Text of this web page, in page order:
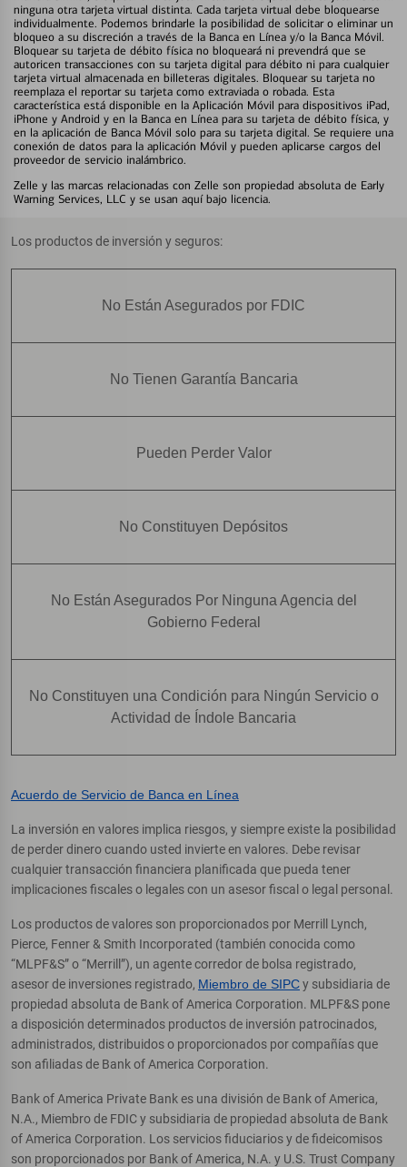
ninguna otra tarjeta virtual distinta. Cada tarjeta virtual debe bloquearse
individualmente. Podemos brindarle la posibilidad de solicitar o eliminar un
bloqueo a su discreción a través de la Banca en Línea y/o la Banca Móvil.
Bloquear su tarjeta de débito física no bloqueará ni prevendrá que se
autoricen transacciones con su tarjeta digital para débito ni para cualquier
tarjeta virtual almacenada en billeteras digitales. Bloquear su tarjeta no
reemplaza el reportar su tarjeta como extraviada o robada. Esta
característica está disponible en la Aplicación Móvil para dispositivos iPad,
iPhone y Android y en la Banca en Línea para su tarjeta de débito física, y
en la aplicación de Banca Móvil solo para su tarjeta digital. Se requiere una
conexión de datos para la aplicación Móvil y pueden aplicarse cargos del
proveedor de servicio inalámbrico.
Zelle y las marcas relacionadas con Zelle son propiedad absoluta de Early
Warning Services, LLC y se usan aquí bajo licencia.
Los productos de inversión y seguros:
No Están Asegurados por FDIC
No Tienen Garantía Bancaria
Pueden Perder Valor
No Constituyen Depósitos
No Están Asegurados Por Ninguna Agencia del
Gobierno Federal
No Constituyen una Condición para Ningún Servicio o
Actividad de Índole Bancaria
Acuerdo de Servicio de Banca en Línea
La inversión en valores implica riesgos, y siempre existe la posibilidad
de perder dinero cuando usted invierte en valores. Debe revisar
cualquier transacción financiera planificada que pueda tener
implicaciones fiscales o legales con un asesor fiscal o legal personal.
Los productos de valores son proporcionados por Merrill Lynch,
Pierce, Fenner & Smith Incorporated (también conocida como
“MLPF&S” o “Merrill”), un agente corredor de bolsa registrado,
asesor de inversiones registrado, Miembro de SIPCy subsidiaria de
propiedad absoluta de Bank of America Corporation. MLPF&S pone
a disposición determinados productos de inversión patrocinados,
administrados, distribuidos o proporcionados por compañías que
son afiliadas de Bank of America Corporation.
Bank of America Private Bank es una división de Bank of America,
N.A., Miembro de FDIC y subsidiaria de propiedad absoluta de Bank
of America Corporation. Los servicios fiduciarios y de fideicomisos
son proporcionados por Bank of America, N.A. y U.S. Trust Company